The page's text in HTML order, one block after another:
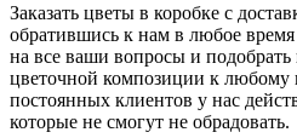
Заказать цветы в коробке с
обратившись к нам в любое
на все ваши вопросы и
цветочной композиции к любому
постоянных клиентов у нас
которые не смогут не обрадовать.